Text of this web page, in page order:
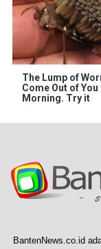
The Lump of
Come Out of You
Morning. Try it
BantenNews.co.id